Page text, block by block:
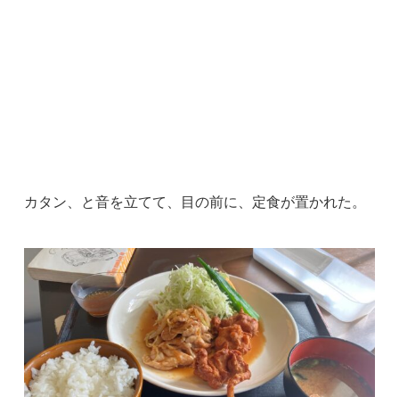
カタン、と音を立てて、目の前に、定食が置かれた。